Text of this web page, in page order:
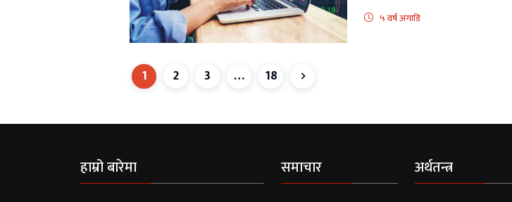
५ वर्ष अगाडि
1 2 3 … 18
हाम्रो बारेमा समाचार अर्थतन्त्र